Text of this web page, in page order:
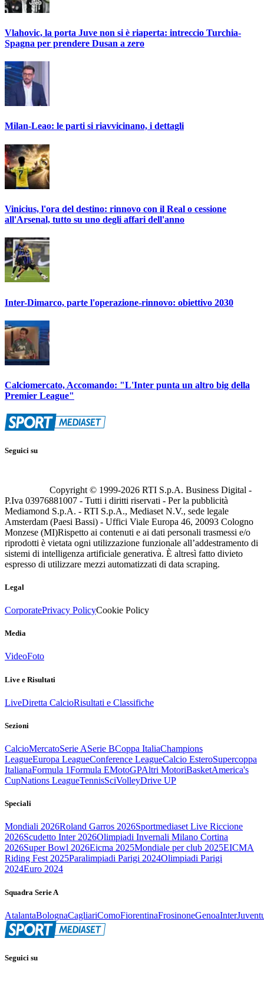
Vlahovic, la porta Juve non si è riaperta: intreccio Turchia-
Spagna per prendere Dusan a zero
Milan-Leao: le parti si riavvicinano, i dettagli
Vinicius, l'ora del destino: rinnovo con il Real o cessione
all'Arsenal, tutto su uno degli affari dell'anno
Inter-Dimarco, parte l'operazione-rinnovo: obiettivo 2030
Calciomercato, Accomando: "L'Inter punta un altro big della
Premier League"
Seguici su
Copyright © 1999-2026 RTI S.p.A. Business Digital -
P.Iva 03976881007 - Tutti i diritti riservati - Per la pubblicità
Mediamond S.p.A. - RTI S.p.A., Mediaset N.V., sede legale
Amsterdam (Paesi Bassi) - Uffici Viale Europa 46, 20093 Cologno
Monzese (MI)Rispetto ai contenuti e ai dati personali trasmessi e/o
riprodotti è vietata ogni utilizzazione funzionale all’addestramento di
sistemi di intelligenza artificiale generativa. È altresì fatto divieto
espresso di utilizzare mezzi automatizzati di data scraping.
Legal
CorporatePrivacy PolicyCookie Policy
Media
VideoFoto
Live e Risultati
LiveDiretta CalcioRisultati e Classifiche
Sezioni
CalcioMercatoSerie ASerie BCoppa ItaliaChampions
LeagueEuropa LeagueConference LeagueCalcio EsteroSupercoppa
ItalianaFormula 1Formula EMotoGPAltri MotoriBasketAmerica's
CupNations LeagueTennisSciVolleyDrive UP
Speciali
Mondiali 2026Roland Garros 2026Sportmediaset Live Riccione
2026Scudetto Inter 2026Olimpiadi Invernali Milano Cortina
2026Super Bowl 2026Eicma 2025Mondiale per club 2025EICMA
Riding Fest 2025Paralimpiadi Parigi 2024Olimpiadi Parigi
2024Euro 2024
Squadra Serie A
AtalantaBolognaCagliariComoFiorentinaFrosinoneGenoaInter
Seguici su